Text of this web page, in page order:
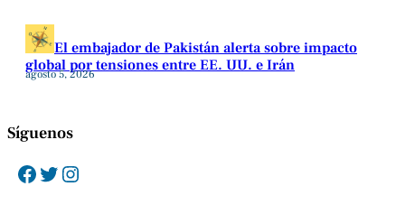
El embajador de Pakistán alerta sobre impacto
global por tensiones entre EE. UU. e Irán
agosto 5, 2026
Síguenos
Facebook Twitter Instagram